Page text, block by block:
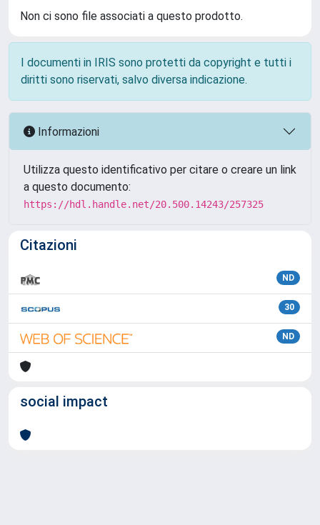
Non ci sono file associati a questo prodotto.
I documenti in IRIS sono protetti da copyright e tutti i
diritti sono riservati, salvo diversa indicazione.
Informazioni
Utilizza questo identificativo per citare o creare un link
a questo documento:
https://hdl.handle.net/20.500.14243/257325
Citazioni
ND
30
ND
social impact